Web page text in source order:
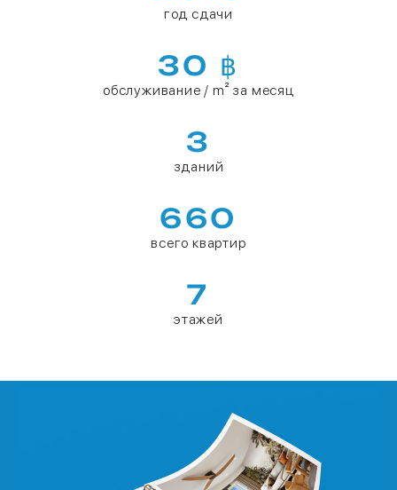
год сдачи
30 ฿
обслуживание / m² за месяц
3
зданий
660
всего квартир
7
этажей